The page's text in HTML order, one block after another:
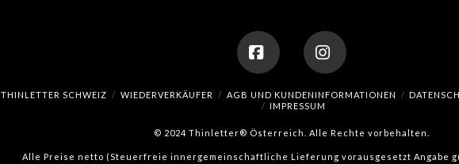
FacebookInstagram
THINLETTER SCHWEIZ WIEDERVERKÄUFER AGB UND KUNDENINFORMATIONEN
IMPRESSUM
© 2024 Thinletter® Österreich. Alle Rechte vorbehalten.
Alle Preise netto (Steuerfreie innergemeinschaftliche Lieferung vorausgesetzt Angabe